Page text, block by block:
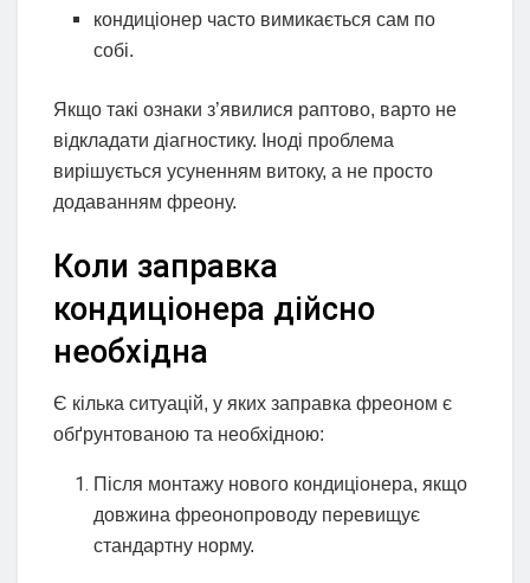
кондиціонер часто вимикається сам по
собі.
Якщо такі ознаки з’явилися раптово, варто не
відкладати діагностику. Іноді проблема
вирішується усуненням витоку, а не просто
додаванням фреону.
Коли заправка
кондиціонера дійсно
необхідна
Є кілька ситуацій, у яких заправка фреоном є
обґрунтованою та необхідною:
Після монтажу нового кондиціонера, якщо
довжина фреонопроводу перевищує
стандартну норму.